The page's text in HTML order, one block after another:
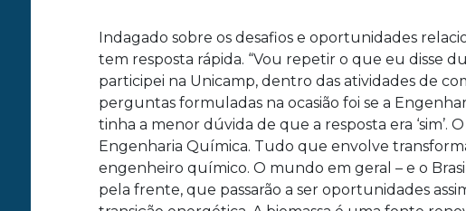
Indagado sobre os desafios e oportunidades
tem resposta rápida. “Vou repetir o que eu disse
participei na Unicamp, dentro das atividades de
perguntas formuladas na ocasião foi se a
tinha a menor dúvida de que a resposta era ‘sim’.
Engenharia Química. Tudo que envolve
engenheiro químico. O mundo em geral – e o
pela frente, que passarão a ser oportunidades